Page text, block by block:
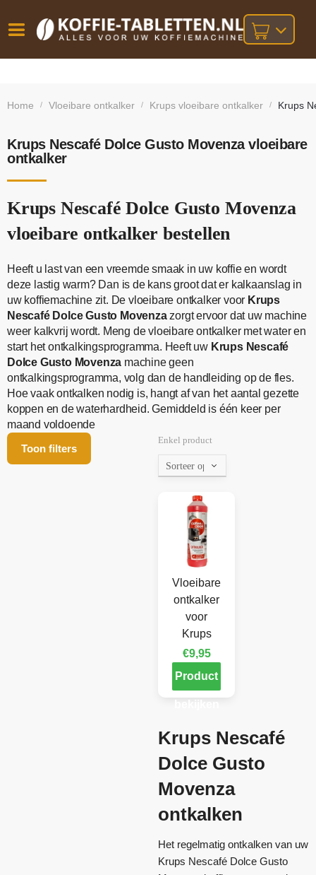
besteld,
bij orders
Home / Vloeibare ontkalker / Krups vloeibare ontkalker / Krups
Krups Nescafé Dolce Gusto Movenza vloeibare
ontkalker
Krups Nescafé Dolce Gusto Movenza
vloeibare ontkalker bestellen
Heeft u last van een vreemde smaak in uw koffie en wordt
deze lastig warm? Dan is de kans groot dat er kalkaanslag in
uw koffiemachine zit. De vloeibare ontkalker voor Krups
Nescafé Dolce Gusto Movenzazorgt ervoor dat uw machine
weer kalkvrij wordt. Meng de vloeibare ontkalker met water en
start het ontkalkingsprogramma. Heeft uw Krups Nescafé
Dolce Gusto Movenza machine geen
ontkalkingsprogramma, volg dan de handleiding op de fles.
Hoe vaak ontkalken nodig is, hangt af van het aantal gezette
koppen en de waterhardheid. Gemiddeld is één keer per
maand voldoende
Toon filters
Enkel product
Vloeibare
ontkalker
voor
Krups
€9,95
Product
Krups Nescafé
Dolce Gusto
Movenza
ontkalken
Het regelmatig ontkalken van uw
Krups Nescafé Dolce Gusto